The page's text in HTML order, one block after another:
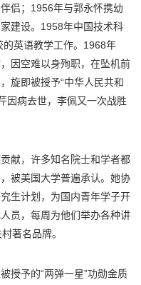
侣；1956年与郭永怀携幼
建设。1958年中国技术科
英语教学工作。1968年
因空难以身殉职，在坠机前
旋即被授予“中华人民共和
因病去世，李佩又一次战胜
献，许多知名院士和学者都
被美国大学普遍承认。她协
生计划，为国内青年学子开
员，每周为他们举办各种讲
著名品牌。
授予的“两弹一星”功勋金质